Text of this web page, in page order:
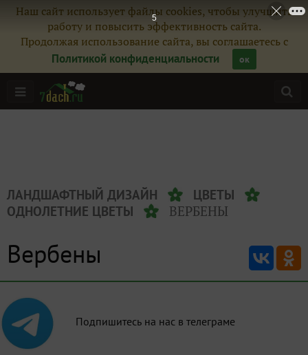
Наш сайт использует файлы cookies, чтобы улучшить
работу и повысить эффективность сайта.
Продолжая использование сайта, вы соглашаетесь с
Политикой конфиденциальности
ок
ЛАНДШАФТНЫЙ ДИЗАЙН
ЦВЕТЫ
ОДНОЛЕТНИЕ ЦВЕТЫ
ВЕРБЕНЫ
Вербены
Подпишитесь на нас в телеграме
5